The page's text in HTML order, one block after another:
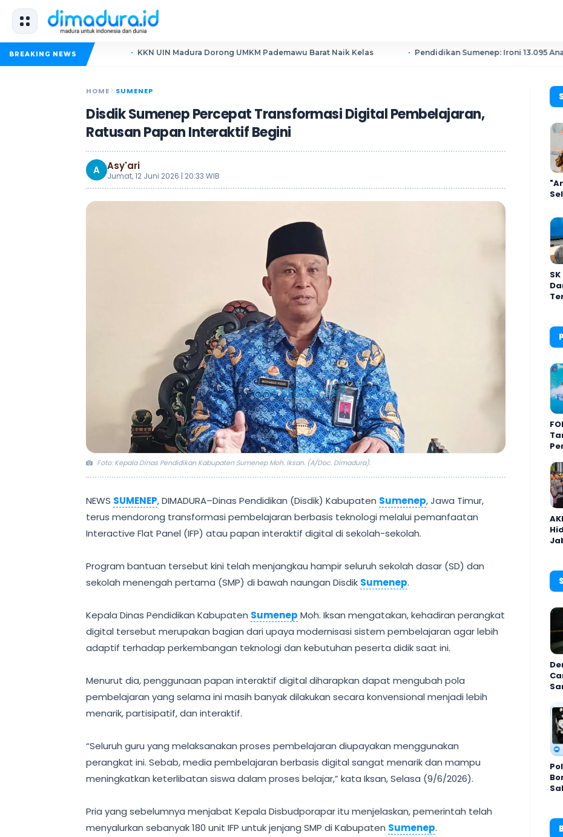
BREAKING NEWS KKN UIN Madura Dorong UMKM Pademawu Barat Naik Kelas Pendidikan Sumenep: Ironi 13.095 Anak Tidak
HOME SUMENEP
Disdik Sumenep Percepat Transformasi Digital Pembelajaran,
Ratusan Papan Interaktif Begini
A Asy'ari
Jumat, 12 Juni 2026 | 20:33 WIB
Foto: Kepala Dinas Pendidikan Kabupaten Sumenep Moh. Iksan. (A/Doc. Dimadura).
‎NEWS SUMENEP, DIMADURA–Dinas Pendidikan (Disdik) Kabupaten Sumenep, Jawa Timur,
terus mendorong transformasi pembelajaran berbasis teknologi melalui pemanfaatan
Interactive Flat Panel (IFP) atau papan interaktif digital di sekolah-sekolah.
‎Program bantuan tersebut kini telah menjangkau hampir seluruh sekolah dasar (SD) dan
sekolah menengah pertama (SMP) di bawah naungan Disdik Sumenep.
‎Kepala Dinas Pendidikan Kabupaten Sumenep Moh. Iksan mengatakan, kehadiran perangkat
digital tersebut merupakan bagian dari upaya modernisasi sistem pembelajaran agar lebih
adaptif terhadap perkembangan teknologi dan kebutuhan peserta didik saat ini.
‎Menurut dia, penggunaan papan interaktif digital diharapkan dapat mengubah pola
pembelajaran yang selama ini masih banyak dilakukan secara konvensional menjadi lebih
menarik, partisipatif, dan interaktif.
‎“Seluruh guru yang melaksanakan proses pembelajaran diupayakan menggunakan
perangkat ini. Sebab, media pembelajaran berbasis digital sangat menarik dan mampu
meningkatkan keterlibatan siswa dalam proses belajar,” kata Iksan, Selasa (9/6/2026).
‎Pria yang sebelumnya menjabat Kepala Disbudporapar itu menjelaskan, pemerintah telah
menyalurkan sebanyak 180 unit IFP untuk jenjang SMP di Kabupaten Sumenep.